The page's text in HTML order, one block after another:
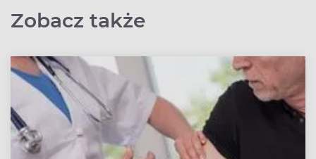
Zobacz także